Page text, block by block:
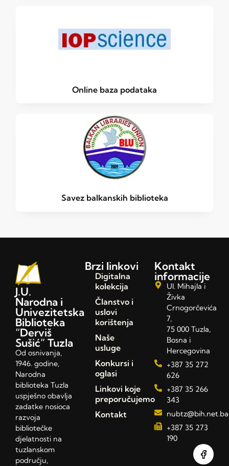
Online baza podataka
Savez balkanskih biblioteka
J.U.
Narodna i
Univezitetska
Biblioteka
“Derviš
Sušić” Tuzla
Od osnivanja,
1946. godine,
Narodna
biblioteka Tuzla
uspješno obavlja
zadatke nosioca
razvoja
bibliotečke
djelatnosti na
tuzlanskom
području,
Brzi linkovi
Digitalna
kolekcija
Članstvo i
uslovi
korištenja
Naše
usluge
Konkursi i
oglasi
Linkovi koje
preporučujemo
Kontakt
Kontakt
informacije
Ul. Mihajla i
Živka
Crnogorčevića
7,
75 000 Tuzla,
Bosna i
Hercegovina
+387 35 272
626
+387 35 266
343
nubtz@bih.net.ba
+387 35 273
190